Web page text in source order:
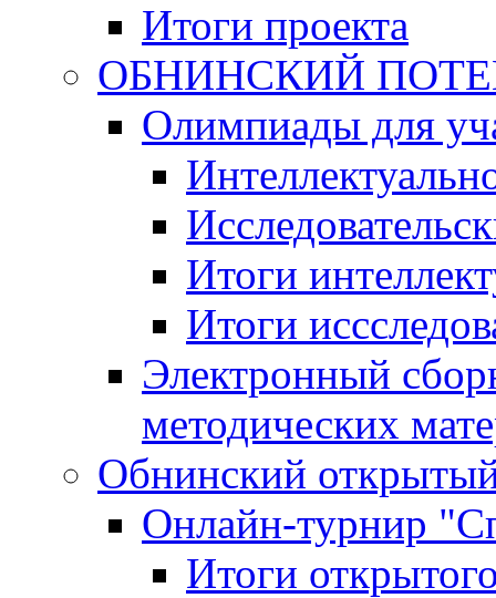
Итоги проекта
ОБНИНСКИЙ
Олимпиады для
Итоги
Итоги
Электронный
методических
Обнинский
Онлайн-турнир
Итоги